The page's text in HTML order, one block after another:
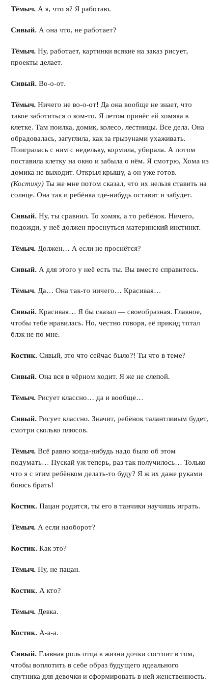
Тёмыч. А я, что я? Я работаю.
Сивый. А она что, не работает?
Тёмыч. Ну, работает, картинки всякие на заказ рисует,
проекты делает.
Сивый. Во-о-от.
Тёмыч. Ничего не во-о-от! Да она вообще не знает, что
такое заботиться о ком-то. Я летом принёс ей хомяка в
клетке. Там поилка, домик, колесо, лестницы. Все дела. Она
обрадовалась, загуглила, как за грызунами ухаживать.
Поигралась с ним с недельку, кормила, убирала. А потом
поставила клетку на окно и забыла о нём. Я смотрю, Хома из
домика не выходит. Открыл крышу, а он уже готов.
(Костику)Ты же мне потом сказал, что их нельзя ставить на
солнце. Она так и ребёнка где-нибудь оставит и забудет.
Сивый. Ну, ты сравнил. То хомяк, а то ребёнок. Ничего,
подожди, у неё должен проснуться материнский инстинкт.
Тёмыч. Должен… А если не проснётся?
Сивый. А для этого у неё есть ты. Вы вместе справитесь.
Тёмыч. Да… Она так-то ничего… Красивая…
Сивый. Красивая… Я бы сказал — своеобразная. Главное,
чтобы тебе нравилась. Но, честно говоря, её прикид тотал
блэк не по мне.
Костик.Сивый, это что сейчас было?! Ты что в теме?
Сивый. Она вся в чёрном ходит. Я же не слепой.
Тёмыч. Рисует классно… да и вообще…
Сивый. Рисует классно. Значит, ребёнок талантливым будет,
смотри сколько плюсов.
Тёмыч. Всё равно когда-нибудь надо было об этом
подумать… Пускай уж теперь, раз так получилось… Только
что я с этим ребёнком делать-то буду? Я ж их даже руками
боюсь брать!
Костик. Пацан родится, ты его в танчики научишь играть.
Тёмыч. А если наоборот?
Костик. Как это?
Тёмыч. Ну, не пацан.
Костик. А кто?
Тёмыч. Девка.
Костик. А-а-а.
Сивый. Главная роль отца в жизни дочки состоит в том,
чтобы воплотить в себе образ будущего идеального
спутника для девочки и сформировать в ней женственность.